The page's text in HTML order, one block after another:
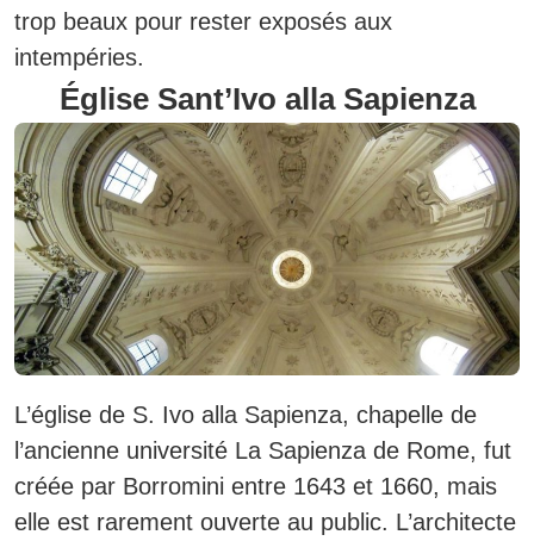
trop beaux pour rester exposés aux
intempéries.
Église Sant’Ivo alla Sapienza
L’église de S. Ivo alla Sapienza, chapelle de
l’ancienne université La Sapienza de Rome, fut
créée par Borromini entre 1643 et 1660, mais
elle est rarement ouverte au public. L’architecte